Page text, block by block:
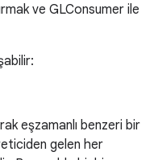
ve GLConsumer ile
eşzamanlı benzeri bir
gelen her